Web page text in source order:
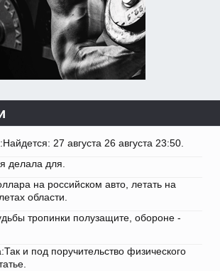
27 августа 26 августа 23:50.
делала для.
на российском авто, летать на
области.
тропинки полузащите, обороне -
и под поручительство физического